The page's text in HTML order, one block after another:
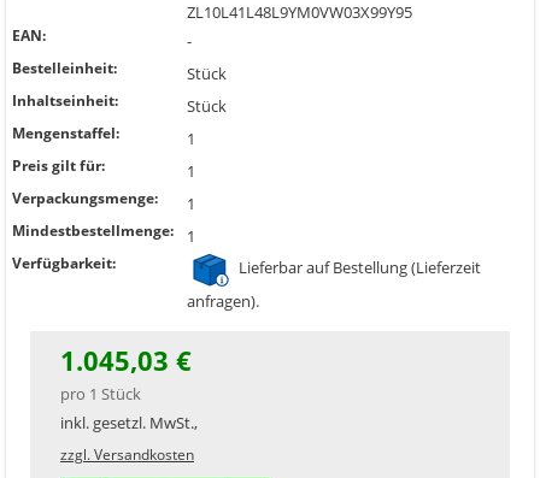
ZL10L41L48L9YM0VW03X99Y95
EAN: -
Bestelleinheit: Stück
Inhaltseinheit: Stück
Mengenstaffel: 1
Preis gilt für: 1
Verpackungsmenge: 1
Mindestbestellmenge: 1
Verfügbarkeit:
Lieferbar auf Bestellung (Lieferzeit
anfragen).
1.045,03 €
pro 1 Stück
inkl. gesetzl. MwSt.,
zzgl. Versandkosten